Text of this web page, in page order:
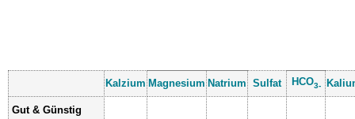
Kalzium Magnesium Natrium Sulfat HCO3-
Gut & Günstig